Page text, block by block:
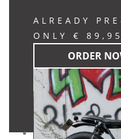
ALREADY
ONLY €
ORDER